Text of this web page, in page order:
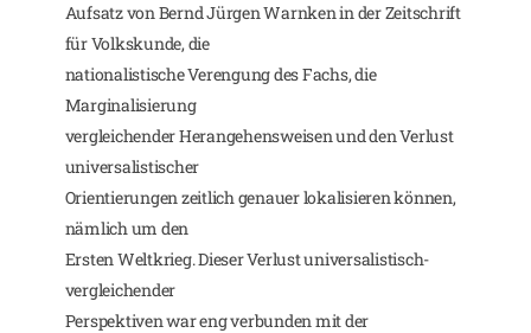
Aufsatz von Bernd Jürgen Warnken in der Zeitschrift
für Volkskunde, die
nationalistische Verengung des Fachs, die
Marginalisierung
vergleichender Herangehensweisen und den Verlust
universalistischer
Orientierungen zeitlich genauer lokalisieren können,
nämlich um den
Ersten Weltkrieg. Dieser Verlust universalistisch-
vergleichender
Perspektiven war eng verbunden mit der